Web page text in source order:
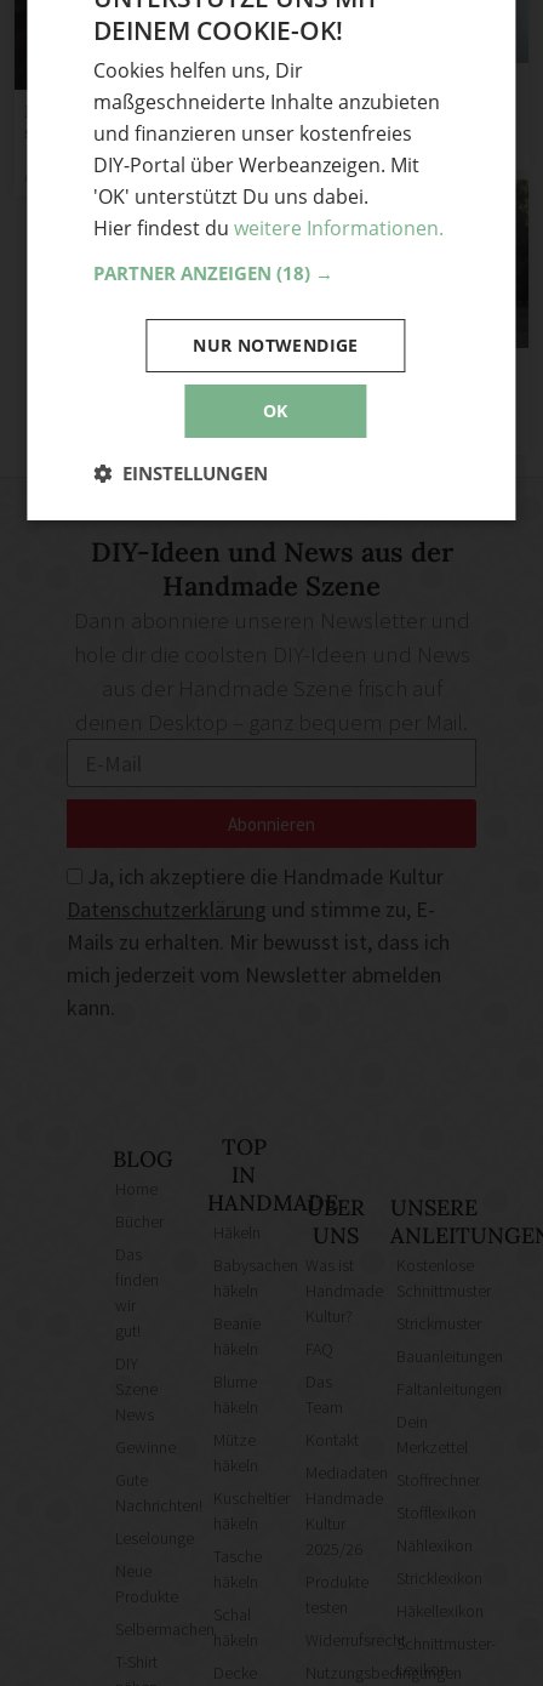
Mütze aus Sockenwolle
stricken – Palanca
Größen
„Sommernachtstraum“ –
einfach selber stricken :)
tanjasteinbach
DIY-Ideen und News aus der
Handmade Szene
deinen Desktop – ganz bequem per Mail.
Ja, ich akzeptiere die Handmade Kultur
Datenschutzerklärung und stimme zu, E-
Mails zu erhalten. Mir bewusst ist, dass ich
mich jederzeit vom Newsletter abmelden
kann.
Abonnieren
BLOG
finden
gut!
News
Gute
Nachrichten!
Leselounge
Neue
Produkte
Selbermachen
T-Shirt
TOP
IN
HANDMADE
häkeln
häkeln
Mütze
häkeln
Kuscheltier
häkeln
Tasche
häkeln
ÜBER
UNS
Was ist
Kultur?
Team
Kontakt
Mediadaten
Kultur
2025/26
Produkte
testen
Widerrufsrecht
Nutzungsbedingungen
UNSERE
Kostenlose
Schnittmuster
Strickmuster
Bauanleitungen
Faltanleitungen
Merkzettel
Stoffrechner
Stofflexikon
Nählexikon
Stricklexikon
Häkellexikon
Schnittmuster-
Lexikon
DEINEM COOKIE-OK!
Cookies helfen uns, Dir
maßgeschneiderte Inhalte anzubieten
und finanzieren unser kostenfreies
DIY-Portal über Werbeanzeigen. Mit
'OK' unterstützt Du uns dabei.
Hier findest du weitere Informationen.
PARTNER ANZEIGEN (18) →
OK
NUR NOTWENDIGE
EINSTELLUNGEN